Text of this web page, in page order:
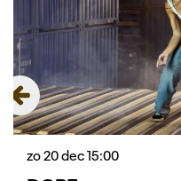
zo 20 dec15:00